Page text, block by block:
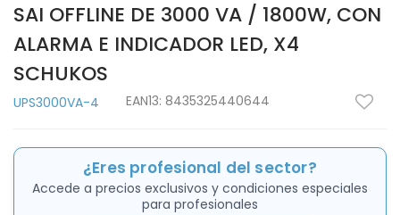
SAI OFFLINE DE 3000 VA / 1800W, CON
ALARMA E INDICADOR LED, X4
SCHUKOS
UPS3000VA-4 EAN13: 8435325440644
¿Eres profesional del sector?
Accede a precios exclusivos y condiciones especiales
para profesionales